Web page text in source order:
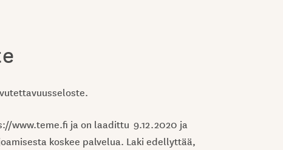
www.teme.fi ja on laadittu 9.12.2020 ja
koskee palvelua. Laki edellyttää,